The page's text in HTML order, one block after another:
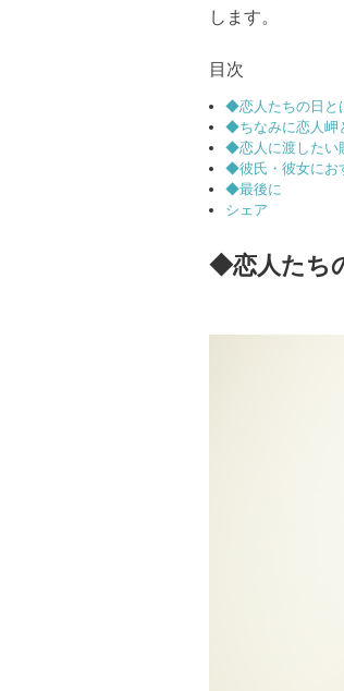
します。
目次
◆恋人たちの日と
◆ちなみに恋人岬
◆恋人に渡したい
◆彼氏・彼女にお
◆最後に
シェア
◆恋人たち